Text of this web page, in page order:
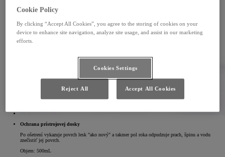
Ochrana prístrojovej dosky
Po ošetrení vykazuje povrch lesk "ako nový" a takmer pol roka odpudzuje prach, špinu a vodu
znečistiť jej povrch.
Objem: 500mL
Cookie Policy
By clicking “Accept All Cookies”, you agree to the storing of cookies on your
device to enhance site navigation, analyze site usage, and assist in our marketing
efforts.
Cookies Settings
Reject All Accept All Cookies